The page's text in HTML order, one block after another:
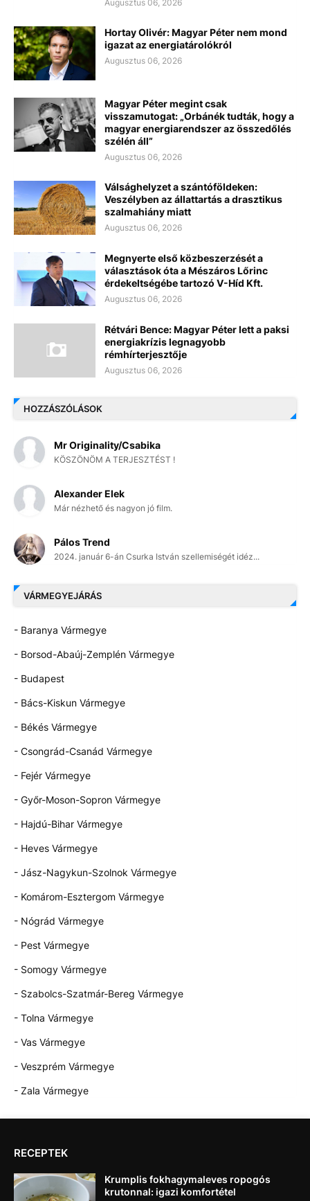
Augusztus 06, 2026
Hortay Olivér: Magyar Péter nem mond
igazat az energiatárolókról
Augusztus 06, 2026
Magyar Péter megint csak
visszamutogat: „Orbánék tudták, hogy a
magyar energiarendszer az összedőlés
szélén áll”
Augusztus 06, 2026
Válsághelyzet a szántóföldeken:
Veszélyben az állattartás a drasztikus
szalmahiány miatt
Augusztus 06, 2026
Megnyerte első közbeszerzését a
választások óta a Mészáros Lőrinc
érdekeltségébe tartozó V-Híd Kft.
Augusztus 06, 2026
Rétvári Bence: Magyar Péter lett a paksi
energiakrízis legnagyobb
rémhírterjesztője
Augusztus 06, 2026
HOZZÁSZÓLÁSOK
Mr Originality/Csabika
KÖSZÖNÖM A TERJESZTÉST !
Alexander Elek
Már nézhető és nagyon jó film.
Pálos Trend
2024. január 6-án Csurka István szellemiségét idéz...
VÁRMEGYEJÁRÁS
- Baranya Vármegye
- Borsod-Abaúj-Zemplén Vármegye
- Budapest
- Bács-Kiskun Vármegye
- Békés Vármegye
- Csongrád-Csanád Vármegye
- Fejér Vármegye
- Győr-Moson-Sopron Vármegye
- Hajdú-Bihar Vármegye
- Heves Vármegye
- Jász-Nagykun-Szolnok Vármegye
- Komárom-Esztergom Vármegye
- Nógrád Vármegye
- Pest Vármegye
- Somogy Vármegye
- Szabolcs-Szatmár-Bereg Vármegye
- Tolna Vármegye
- Vas Vármegye
- Veszprém Vármegye
- Zala Vármegye
RECEPTEK
Krumplis fokhagymaleves ropogós
krutonnal: igazi komfortétel